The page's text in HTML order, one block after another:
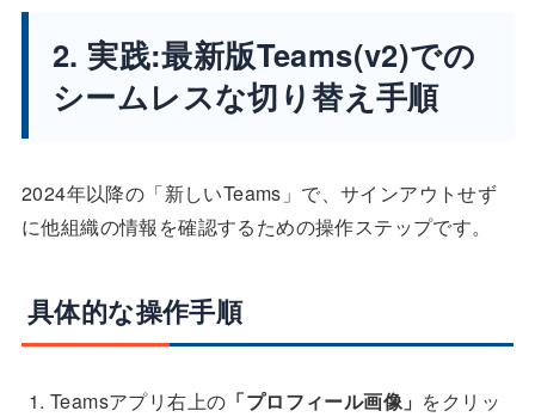
2. 実践:最新版Teams(v2)での
シームレスな切り替え手順
2024年以降の「新しいTeams」で、サインアウトせず
に他組織の情報を確認するための操作ステップです。
具体的な操作手順
Teamsアプリ右上の 「プロフィール画像」 をクリッ